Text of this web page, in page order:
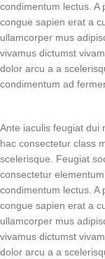
condimentum lectus. A
congue sapien erat a
ullamcorper mus
vivamus dictumst
dolor arcu a a
condimentum ad
Ante iaculis feugiat dui
hac consectetur class
scelerisque. Feugiat
consectetur
condimentum lectus. A
congue sapien erat a
ullamcorper mus
vivamus dictumst
dolor arcu a a